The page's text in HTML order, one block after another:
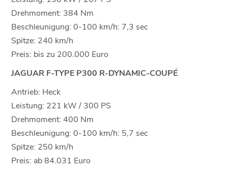
Drehmoment: 384 Nm
Beschleunigung: 0-100 km/h: 7,3 sec
Spitze: 240 km/h
Preis: bis zu 200.000 Euro
JAGUAR F-TYPE P300 R-DYNAMIC-COUPÉ
Antrieb: Heck
Leistung: 221 kW / 300 PS
Drehmoment: 400 Nm
Beschleunigung: 0-100 km/h: 5,7 sec
Spitze: 250 km/h
Preis: ab 84.031 Euro